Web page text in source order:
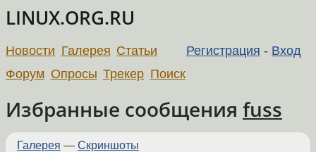
LINUX.ORG.RU
Регистрация - Вход
Новости Галерея Статьи
Форум Опросы Трекер Поиск
Избранные сообщения fuss
Галерея — Скриншоты